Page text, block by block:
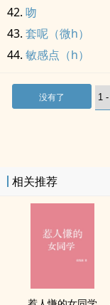
吻
套呢（微h）
敏感点（h）
没有了
相关推荐